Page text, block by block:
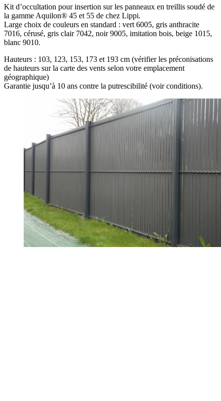
Kit d’occultation pour insertion sur les panneaux en treillis soudé de
la gamme Aquilon® 45 et 55 de chez Lippi.
Large choix de couleurs en standard : vert 6005, gris anthracite
7016, cérusé, gris clair 7042, noir 9005, imitation bois, beige 1015,
blanc 9010.
Hauteurs : 103, 123, 153, 173 et 193 cm (vérifier les préconisations
de hauteurs sur la carte des vents selon votre emplacement
géographique)
Garantie jusqu’à 10 ans contre la putrescibilité (voir conditions).